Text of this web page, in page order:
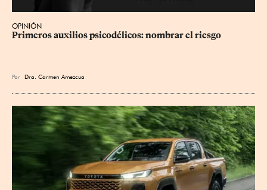
OPINIÓN
Primeros auxilios psicodélicos: nombrar el riesgo
Por Dra. Carmen Amezcua